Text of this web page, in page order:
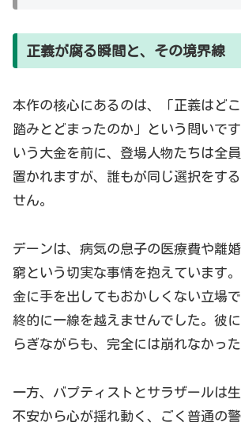
正義が腐る瞬間と、その境界線
本作の核心にあるのは、「正義はど
踏みとどまったのか」という問いで
いう大金を前に、登場人物たちは全
置かれますが、誰もが同じ選択をす
せん。
デーンは、病気の息子の医療費や離
窮という切実な事情を抱えています
金に手を出してもおかしくない立場
終的に一線を越えませんでした。彼
らぎながらも、完全には崩れなかった
一方、バプティストとサラザールは
不安から心が揺れ動く、ごく普通の